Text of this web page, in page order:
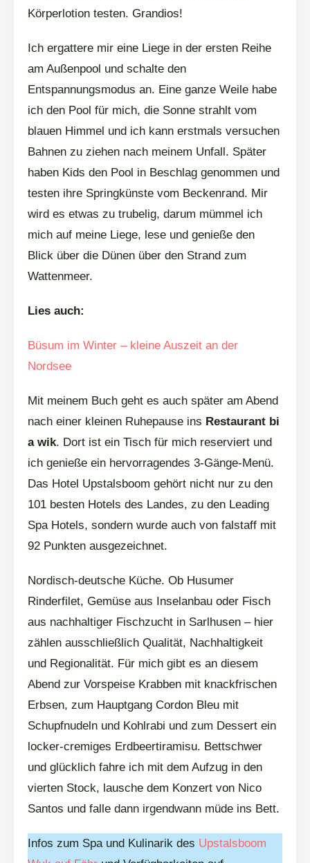
Körperlotion testen. Grandios!
Ich ergattere mir eine Liege in der ersten Reihe
am Außenpool und schalte den
Entspannungsmodus an. Eine ganze Weile habe
ich den Pool für mich, die Sonne strahlt vom
blauen Himmel und ich kann erstmals versuchen
Bahnen zu ziehen nach meinem Unfall. Später
haben Kids den Pool in Beschlag genommen und
testen ihre Springkünste vom Beckenrand. Mir
wird es etwas zu trubelig, darum mümmel ich
mich auf meine Liege, lese und genieße den
Blick über die Dünen über den Strand zum
Wattenmeer.
Lies auch:
Büsum im Winter – kleine Auszeit an der
Nordsee
Mit meinem Buch geht es auch später am Abend
nach einer kleinen Ruhepause ins Restaurant bi
a wik. Dort ist ein Tisch für mich reserviert und
ich genieße ein hervorragendes 3-Gänge-Menü.
Das Hotel Upstalsboom gehört nicht nur zu den
101 besten Hotels des Landes, zu den Leading
Spa Hotels, sondern wurde auch von falstaff mit
92 Punkten ausgezeichnet.
Nordisch-deutsche Küche. Ob Husumer
Rinderfilet, Gemüse aus Inselanbau oder Fisch
aus nachhaltiger Fischzucht in Sarlhusen – hier
zählen ausschließlich Qualität, Nachhaltigkeit
und Regionalität. Für mich gibt es an diesem
Abend zur Vorspeise Krabben mit knackfrischen
Erbsen, zum Hauptgang Cordon Bleu mit
Schupfnudeln und Kohlrabi und zum Dessert ein
locker-cremiges Erdbeertiramisu. Bettschwer
und glücklich fahre ich mit dem Aufzug in den
vierten Stock, lausche dem Konzert von Nico
Santos und falle dann irgendwann müde ins Bett.
Infos zum Spa und Kulinarik des Upstalsboom